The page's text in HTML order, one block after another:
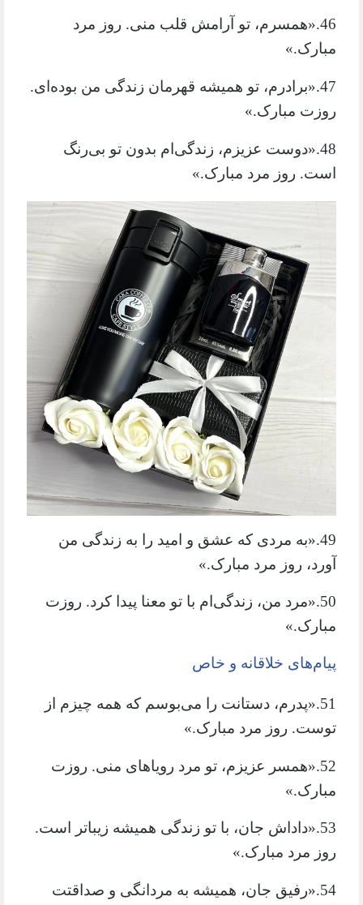
46.«همسرم، تو آرامش قلب منی. روز مرد
مبارک.»
47.«برادرم، تو همیشه قهرمان زندگی من بوده‌ای.
روزت مبارک.»
48.«دوست عزیزم، زندگی‌ام بدون تو بی‌رنگ
است. روز مرد مبارک.»
49.«به مردی که عشق و امید را به زندگی من
آورد، روز مرد مبارک.»
50.«مرد من، زندگی‌ام با تو معنا پیدا کرد. روزت
مبارک.»
پیام‌های خلاقانه و خاص
51.«پدرم، دستانت را می‌بوسم که همه چیزم از
توست. روز مرد مبارک.»
52.«همسر عزیزم، تو مرد رویاهای منی. روزت
مبارک.»
53.«داداش جان، با تو زندگی همیشه زیباتر است.
روز مرد مبارک.»
54.«رفیق جان، همیشه به مردانگی و صداقتت